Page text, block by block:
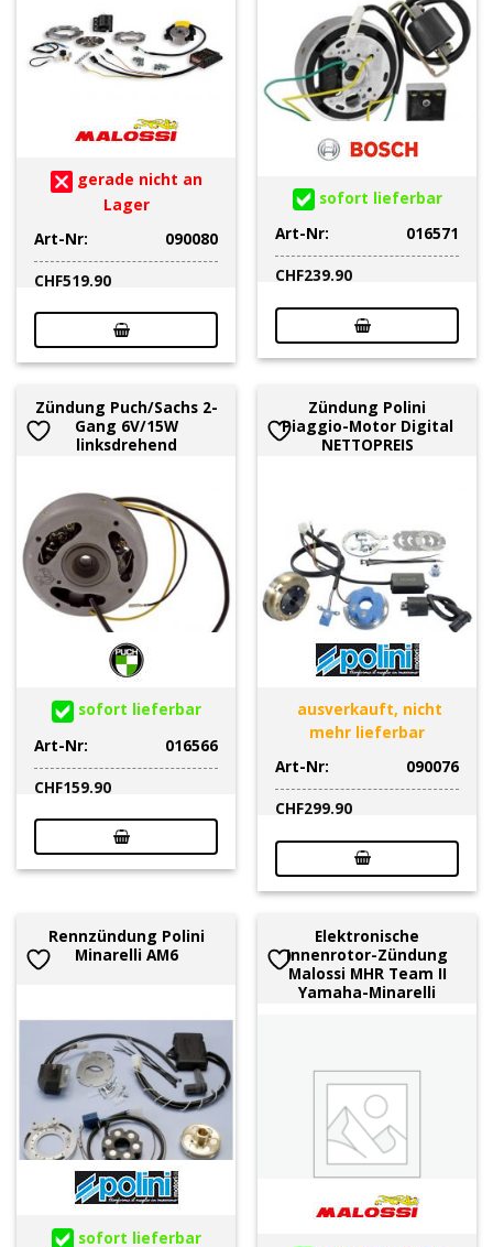
gerade nicht an
Lager
Art-Nr:
090080
CHF519.90
sofort lieferbar
Art-Nr:
016571
CHF239.90
Zündung Puch/Sachs 2-
Gang 6V/15W
linksdrehend
sofort lieferbar
Art-Nr:
016566
CHF159.90
Zündung Polini
Piaggio-Motor Digital
NETTOPREIS
ausverkauft, nicht
mehr lieferbar
Art-Nr:
090076
CHF299.90
Rennzündung Polini
Minarelli AM6
sofort lieferbar
Elektronische
Innenrotor-Zündung
Malossi MHR Team II
Yamaha-Minarelli